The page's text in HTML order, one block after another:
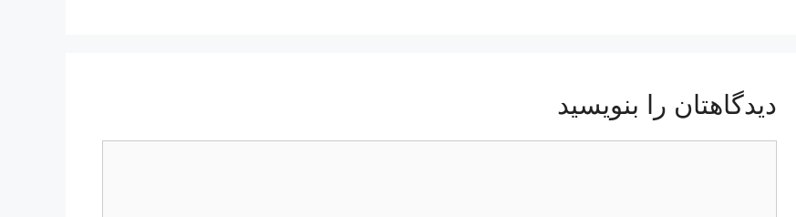
دیدگاهتان را بنویسید